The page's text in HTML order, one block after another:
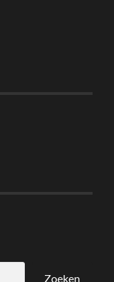
Zoeken